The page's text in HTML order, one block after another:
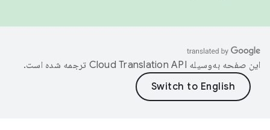
این صفحه به‌وسیله ترجمه شده است.